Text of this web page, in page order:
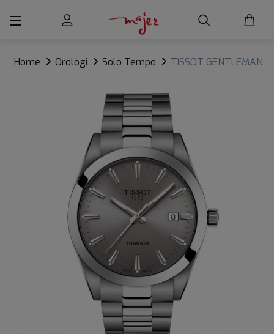
Home Orologi Solo Tempo
TISSOT GENTLEMAN